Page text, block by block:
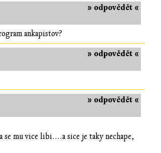
» odpovědět «
ankapistov?
» odpovědět «
» odpovědět «
se mu vice libi....a sice je taky nechape,